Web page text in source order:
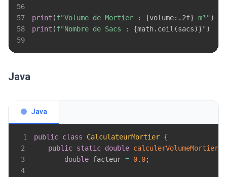
56
57
print (f"Volume de Mortier : {volume: .2f} m³" )
58
print (f"Nombre de Sacs : {math. ceil (sacs)}" )
59
Java
Java
1 public class CalculateurMortier {
2
public static double calculerVolumeMortier(
3
double facteur = 0.0;
4